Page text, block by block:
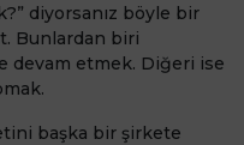
diyorsanız böyle bir
Bunlardan biri
devam etmek. Diğeri ise
başka bir şirkete